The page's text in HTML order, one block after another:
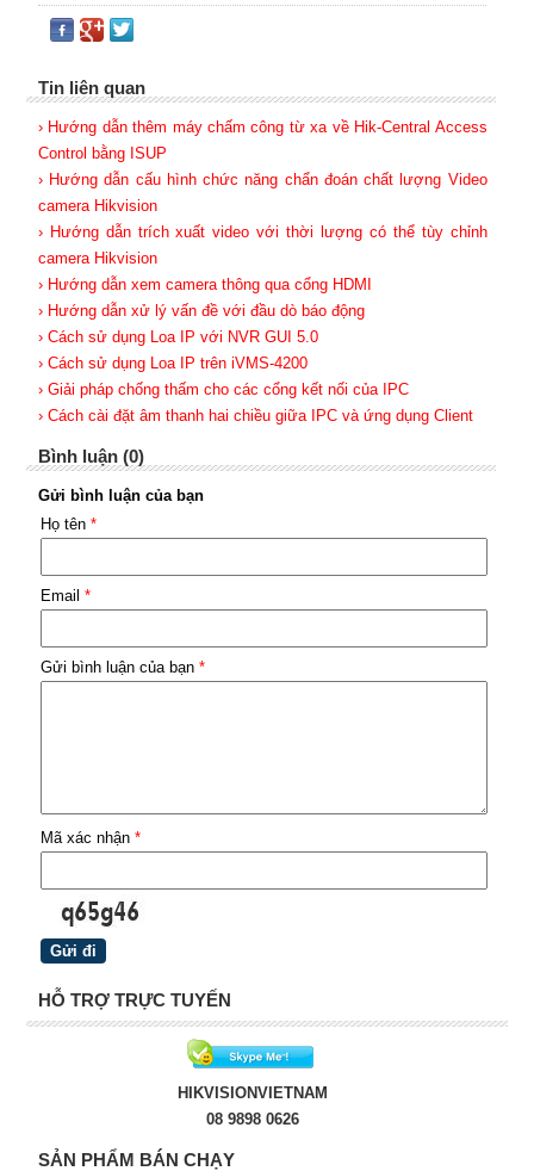
Tin liên quan
› Hướng dẫn thêm máy chấm công từ xa về Hik-Central Access
Control bằng ISUP
› Hướng dẫn cấu hình chức năng chẩn đoán chất lượng Video
camera Hikvision
› Hướng dẫn trích xuất video với thời lượng có thể tùy chỉnh
camera Hikvision
› Hướng dẫn xem camera thông qua cổng HDMI
› Hướng dẫn xử lý vấn đề với đầu dò báo động
› Cách sử dụng Loa IP với NVR GUI 5.0
› Cách sử dụng Loa IP trên iVMS-4200
› Giải pháp chống thấm cho các cổng kết nối của IPC
› Cách cài đặt âm thanh hai chiều giữa IPC và ứng dụng Client
Bình luận (0)
Gửi bình luận của bạn
Họ tên *
Email *
Gửi bình luận của bạn *
Mã xác nhận *
HỖ TRỢ TRỰC TUYẾN
HIKVISIONVIETNAM
08 9898 0626
SẢN PHẨM BÁN CHẠY